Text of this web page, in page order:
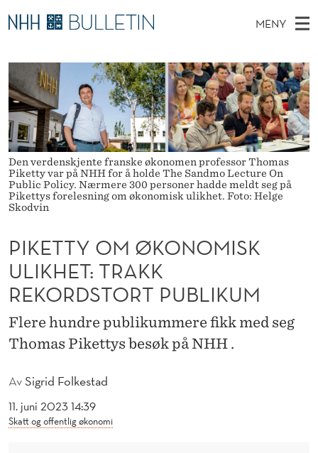
P
K
E
T
T
Y
O
Ø
K
O
N
O
M
S
MENY
O
V
E
D
M
E
N
Y
Ø
K
I
N
E
T
T
S
T
E
D
E
T
Stipendiater og nye forskerprofiler
Disputaser
Ekspertutvalg
Om Bulletin
Den verdenskjente franske økonomen professor Thomas
Piketty var på NHH for å holde The Sandmo Lecture On
Public Policy. Nærmere 300 personer hadde meldt seg på
Pikettys forelesning om økonomisk ulikhet. Foto: Helge
Skodvin
AvSigrid Folkestad
11. juni 2023 14:39
Skatt og offentlig økonomi
PIKETTY OM ØKONOMISK
ULIKHET: TRAKK
REKORDSTORT PUBLIKUM
Flere hundre publikummere fikk med seg
Thomas Pikettys besøk på NHH .